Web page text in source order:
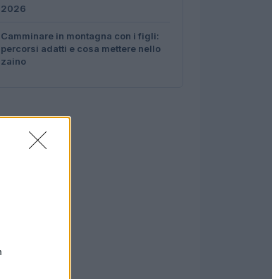
2026
Camminare in montagna con i figli:
percorsi adatti e cosa mettere nello
zaino